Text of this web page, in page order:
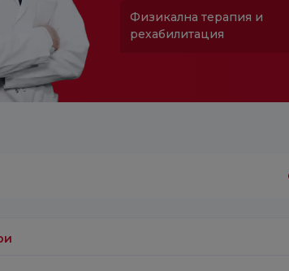
Физикална терапия и
рехабилитация